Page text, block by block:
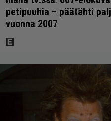
petipuuhia – päätähti
vuonna 2007